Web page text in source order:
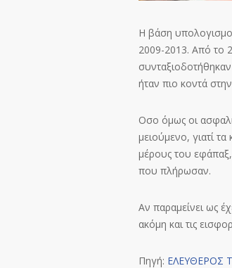
Η βάση
2009-2013. Από το
ήταν πιο κοντά
Οσο όμως οι
μειούμενο, γιατί
μέρους του
που πλήρωσαν.
Αν παραμείνει ως
ακόμη και τις
Πηγή: ΕΛΕΥΘΕΡΟΣ